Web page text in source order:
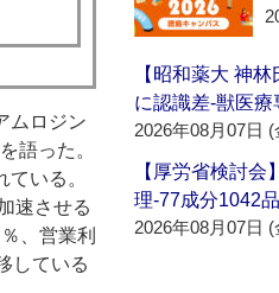
ムロジン
語った。
いる。
速させる
、営業利
している
【昭和薬大 神
に認識差‐獣医
2026年08月07日 (
【厚労省検討
理‐77成分1042
2026年08月07日 (